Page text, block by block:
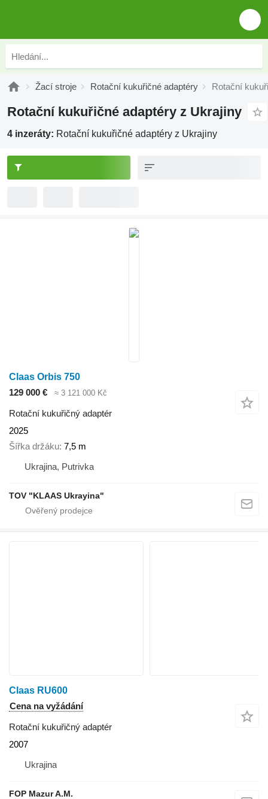
Žací stroje Rotační kukuřičné adaptéry Rotační
Rotační kukuřičné adaptéry z Ukrajiny
4 inzeráty: Rotační kukuřičné adaptéry z Ukrajiny
Claas Orbis 750
129 000 €
≈ 3 121 000 Kč
Rotační kukuřičný adaptér
2025
Šířka držáku 7,5 m
Ukrajina, Putrivka
TOV "KLAAS Ukrayina"
Claas RU600
Cena na vyžádání
Rotační kukuřičný adaptér
2007
Ukrajina
FOP Mazur A.M.